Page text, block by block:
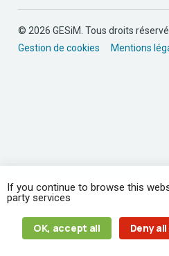
© 2026 GESiM. Tous droits
Gestion de cookies
Mentions
If you continue to browse this
party services
OK, accept all Deny